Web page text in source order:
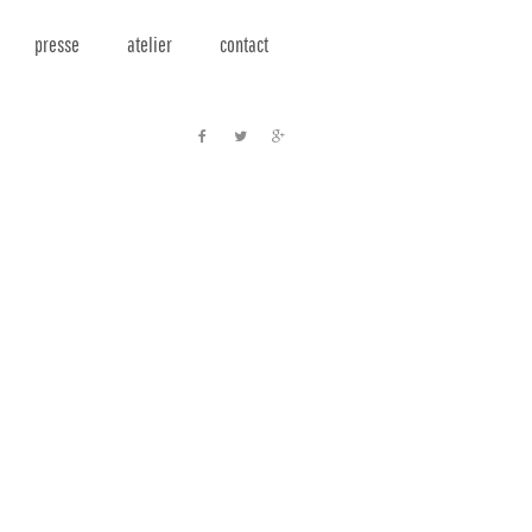
presse atelier contact